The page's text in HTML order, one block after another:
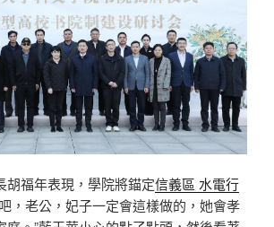
胡福年表現，學院將錨定信義區 水電行
，老公，妃子一定會這樣做的，她會孝